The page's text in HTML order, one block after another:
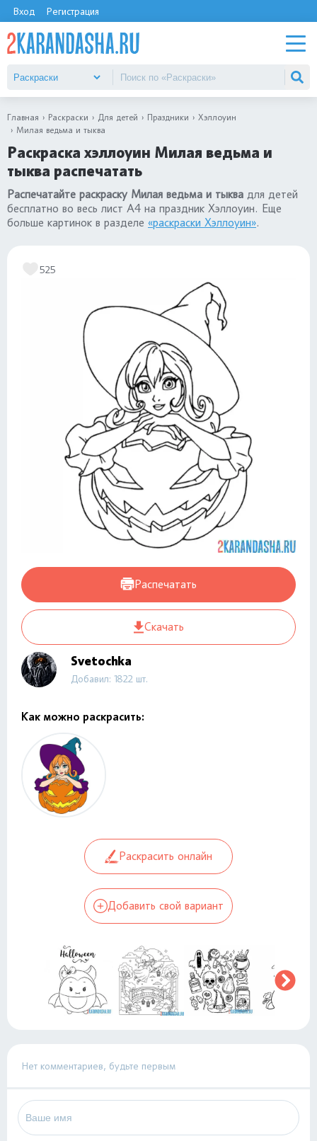
Вход Регистрация
Главная Раскраски Для детей Праздники
Хэллоуин
Милая ведьма и тыква
Раскраска хэллоуин Милая ведьма и
тыква распечатать
Распечатайте раскраску Милая ведьма и тыква для детей
бесплатно во весь лист А4 на праздник Хэллоуин. Еще
больше картинок в разделе «раскраски Хэллоуин».
525
Распечатать
Скачать
Svetochka
Добавил: 1822 шт.
Как можно раскрасить:
Раскрасить онлайн
Добавить свой вариант
Нет комментариев, будьте первым